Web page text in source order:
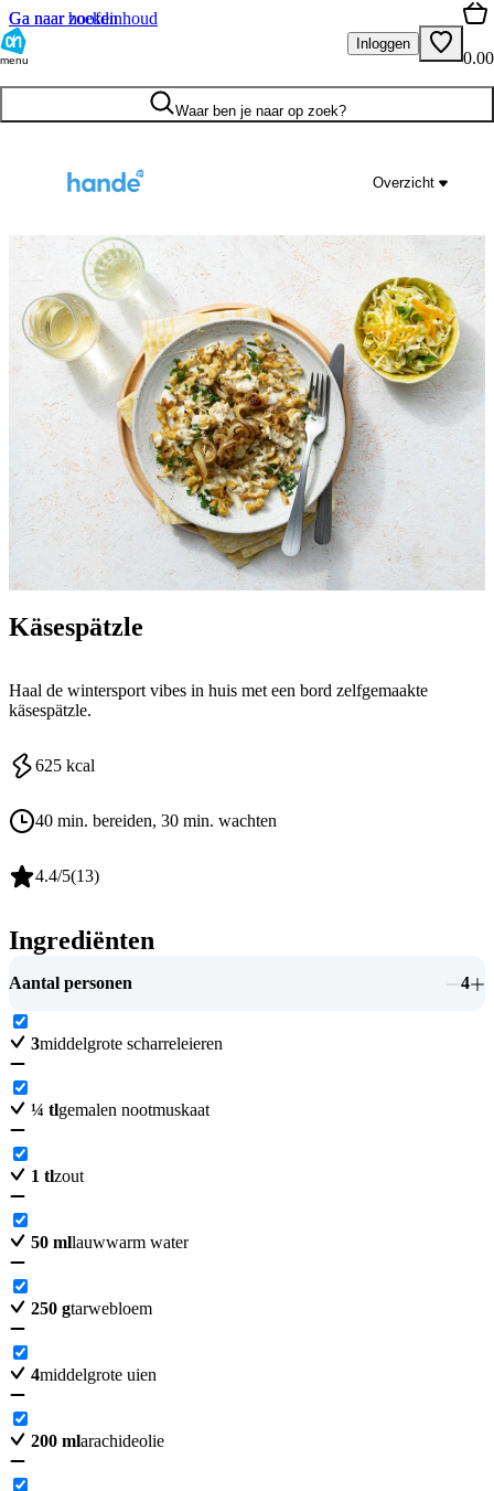
Ga naar hoofdinhoud
Ga naar zoeken
menu
Inloggen
0.00
Waar ben je naar op zoek?
Overzicht
Käsespätzle
Haal de wintersport vibes in huis met een bord zelfgemaakte
käsespätzle.
625 kcal
40 min. bereiden, 30 min. wachten
4.4/5(13)
Ingrediënten
Aantal personen 4
3middelgrote scharreleieren
¼ tlgemalen nootmuskaat
1 tlzout
50 mllauwwarm water
250 gtarwebloem
4middelgrote uien
200 mlarachideolie